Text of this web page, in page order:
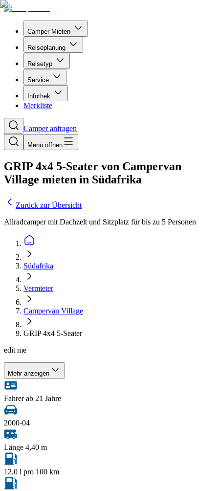
Camper Mieten
Reiseplanung
Reisetyp
Service
Infothek
Merkliste
Camper anfragen
Menü öffnen
GRIP 4x4 5-Seater von Campervan
Village mieten in Südafrika
Zurück zur Übersicht
Allradcamper mit Dachzelt und Sitzplatz für bis zu 5 Personen
Südafrika
Vermieter
Campervan Village
GRIP 4x4 5-Seater
edit me
Mehr anzeigen
Fahrer ab 21 Jahre
2000-04
Länge 4,40 m
12,0 l pro 100 km